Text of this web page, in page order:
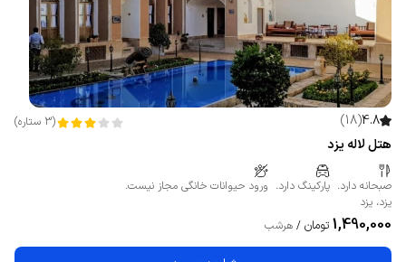
4.8
(
18
)
(
3 ستاره)
هتل لاله یزد
صبحانه دارد. پارکینگ دارد. ورود حیوانات خانگی مجاز نیست.
یزد، یزد
1,490,000 تومان / هرشب